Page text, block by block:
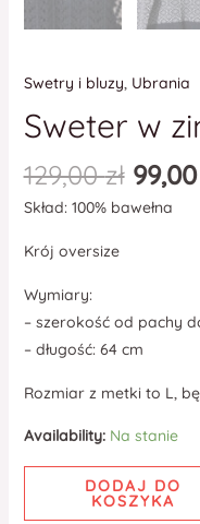
Swetry i bluzy, Ubrania
Sweter w
129,00zł 99,00
Skład: 100% bawełna
Krój oversize
Wymiary:
– szerokość od pachy
– długość: 64 cm
Rozmiar z metki to L,
Availability: Na stanie
DODAJ DO
KOSZYKA